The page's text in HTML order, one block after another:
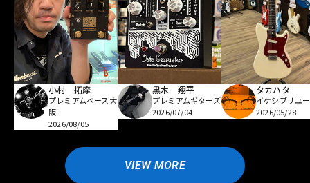
小村 拓摩
プレミアムベース大
阪
2026/08/05
黒木 翔平
プレミアムギターズ
2026/07/04
タカハタ
イケシブリユ
2026/05/28
VIEW MORE